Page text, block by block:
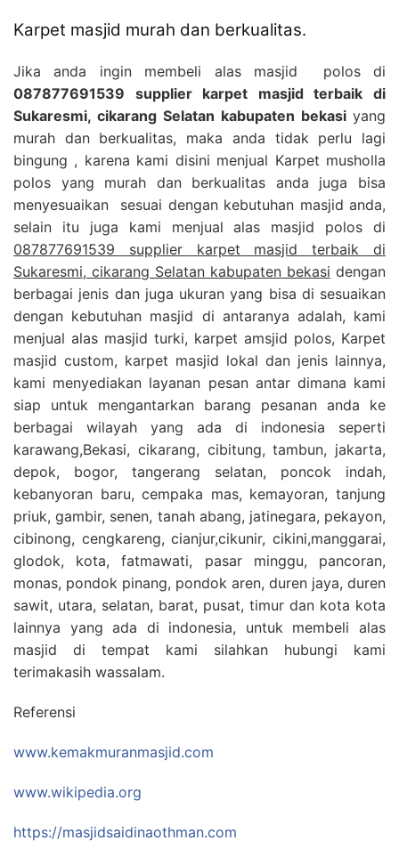
Karpet masjid murah dan berkualitas.
Jika anda ingin membeli alas masjid polos di
087877691539 supplier karpet masjid terbaik di
Sukaresmi, cikarang Selatan kabupaten bekasi yang
murah dan berkualitas, maka anda tidak perlu lagi
bingung , karena kami disini menjual Karpet musholla
polos yang murah dan berkualitas anda juga bisa
menyesuaikan sesuai dengan kebutuhan masjid anda,
selain itu juga kami menjual alas masjid polos di
087877691539 supplier karpet masjid terbaik di
Sukaresmi, cikarang Selatan kabupaten bekasi dengan
berbagai jenis dan juga ukuran yang bisa di sesuaikan
dengan kebutuhan masjid di antaranya adalah, kami
menjual alas masjid turki, karpet amsjid polos, Karpet
masjid custom, karpet masjid lokal dan jenis lainnya,
kami menyediakan layanan pesan antar dimana kami
siap untuk mengantarkan barang pesanan anda ke
berbagai wilayah yang ada di indonesia seperti
karawang,Bekasi, cikarang, cibitung, tambun, jakarta,
depok, bogor, tangerang selatan, poncok indah,
kebanyoran baru, cempaka mas, kemayoran, tanjung
priuk, gambir, senen, tanah abang, jatinegara, pekayon,
cibinong, cengkareng, cianjur,cikunir, cikini,manggarai,
glodok, kota, fatmawati, pasar minggu, pancoran,
monas, pondok pinang, pondok aren, duren jaya, duren
sawit, utara, selatan, barat, pusat, timur dan kota kota
lainnya yang ada di indonesia, untuk membeli alas
masjid di tempat kami silahkan hubungi kami
terimakasih wassalam.
Referensi
www.kemakmuranmasjid.com
www.wikipedia.org
https://masjidsaidinaothman.com